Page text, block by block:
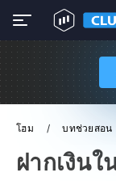
โฮม บทช่วยสอน
ฝากเงิน